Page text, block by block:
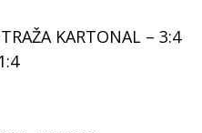
KARTONAL – 3:4